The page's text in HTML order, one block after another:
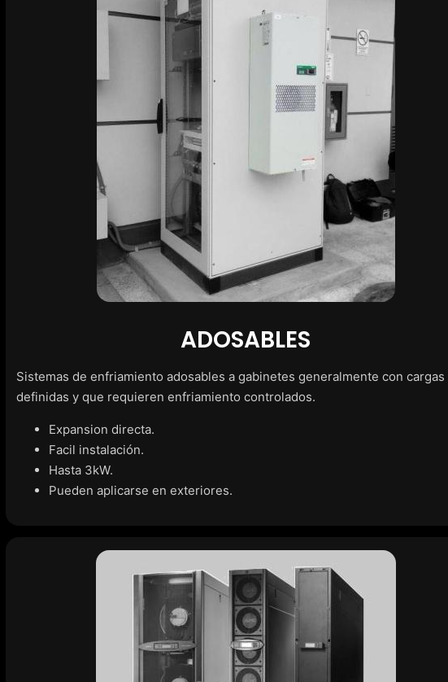
ADOSABLES
Sistemas de enfriamiento adosables a gabinetes generalmente con cargas
definidas y que requieren enfriamiento controlados.
Expansion directa.
Facil instalación.
Hasta 3kW.
Pueden aplicarse en exteriores.